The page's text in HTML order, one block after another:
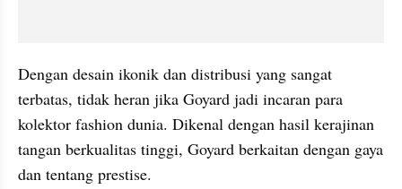
Dengan desain ikonik dan distribusi yang sangat
terbatas, tidak heran jika Goyard jadi incaran para
kolektor fashion dunia. Dikenal dengan hasil kerajinan
tangan berkualitas tinggi, Goyard berkaitan dengan gaya
dan tentang prestise.